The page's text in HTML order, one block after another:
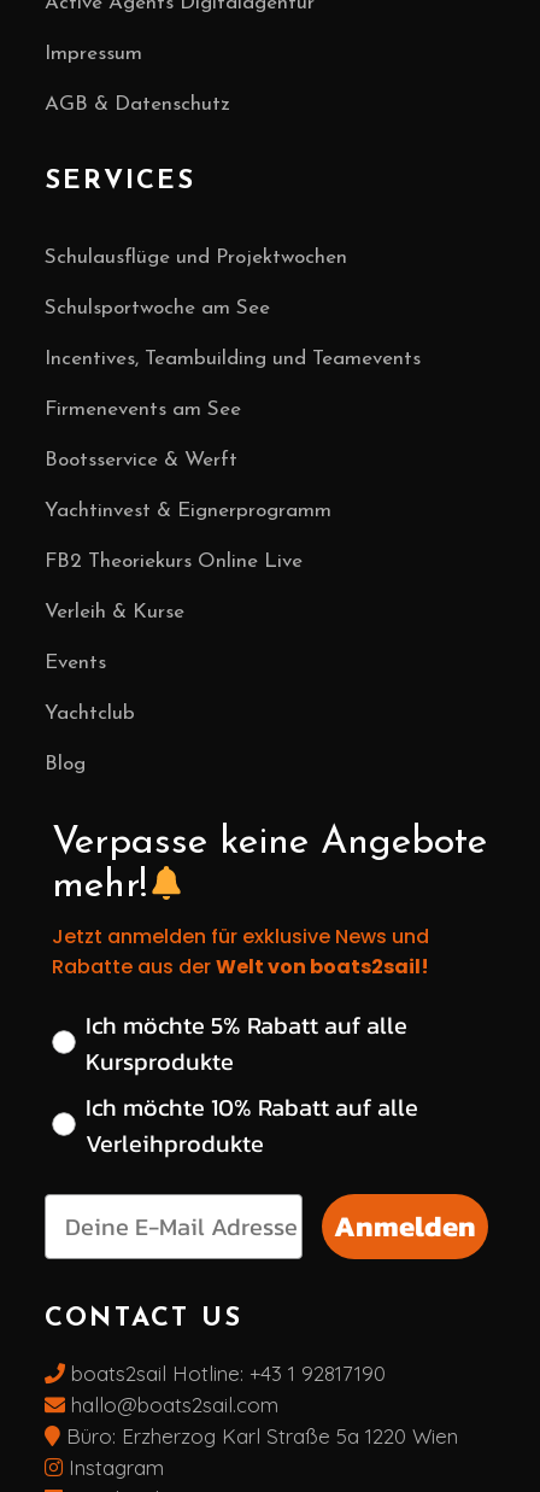
Impressum
AGB & Datenschutz
SERVICES
Schulausflüge und Projektwochen
Schulsportwoche am See
Incentives, Teambuilding und Teamevents
Firmenevents am See
Bootsservice & Werft
Yachtinvest & Eignerprogramm
FB2 Theoriekurs Online Live
Verleih & Kurse
Events
Yachtclub
Blog
Verpasse keine Angebote
mehr!
Jetzt anmelden für exklusive News und
Rabatte aus derWelt von boats2sail!
Wähle deinen gewünschten Rabatt
Ich möchte 5% Rabatt auf alle
Kursprodukte
Ich möchte 10% Rabatt auf alle
Verleihprodukte
Anmelden
CONTACT US
boats2sail Hotline: +43 1 92817190
hallo@boats2sail.com
Büro: Erzherzog Karl Straße 5a 1220 Wien
Instagram